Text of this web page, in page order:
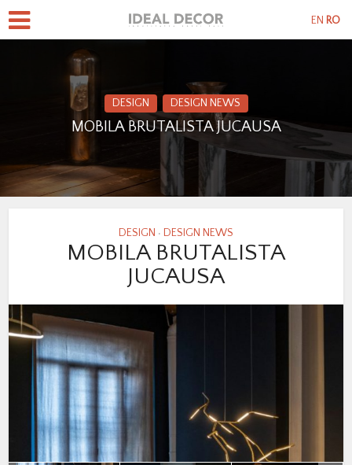
DESIGN DESIGN NEWS
MOBILA BRUTALISTA JUCAUSA
DESIGN • DESIGN NEWS
MOBILA BRUTALISTA
JUCAUSA
EN RO